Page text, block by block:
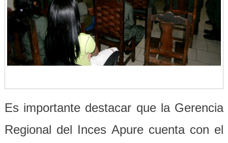
Es importante destacar que la Gerencia
Regional del Inces Apure cuenta con el